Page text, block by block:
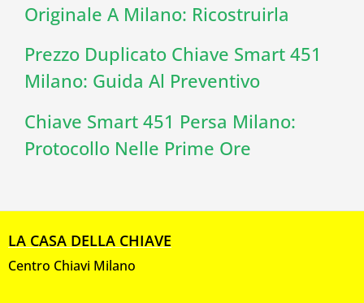
Originale A Milano: Ricostruirla
Prezzo Duplicato Chiave Smart 451
Milano: Guida Al Preventivo
Chiave Smart 451 Persa Milano:
Protocollo Nelle Prime Ore
LA CASA DELLA CHIAVE
Centro Chiavi Milano